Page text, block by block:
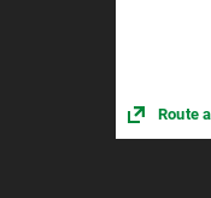
Route